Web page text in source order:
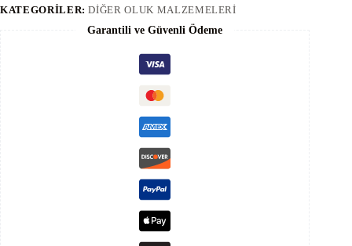
KATEGORILER:DIĞER OLUK MALZEMELERI
Garantili ve Güvenli Ödeme